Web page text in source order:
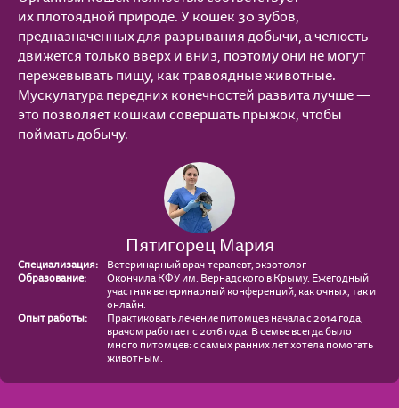
их плотоядной природе. У кошек 30 зубов,
предназначенных для разрывания добычи, а челюсть
движется только вверх и вниз, поэтому они не могут
пережевывать пищу, как травоядные животные.
Мускулатура передних конечностей развита лучше —
это позволяет кошкам совершать прыжок, чтобы
поймать добычу.
Пятигорец Мария
Специализация:
Ветеринарный врач-терапевт, экзотолог
Образование:
Окончила КФУ им. Вернадского в Крыму. Ежегодный
участник ветеринарный конференций, как очных, так и
онлайн.
Опыт работы:
Практиковать лечение питомцев начала с 2014 года,
врачом работает с 2016 года. В семье всегда было
много питомцев: с самых ранних лет хотела помогать
животным.